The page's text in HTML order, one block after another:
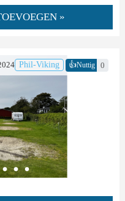
»
Phil-Viking 👍Nuttig 0